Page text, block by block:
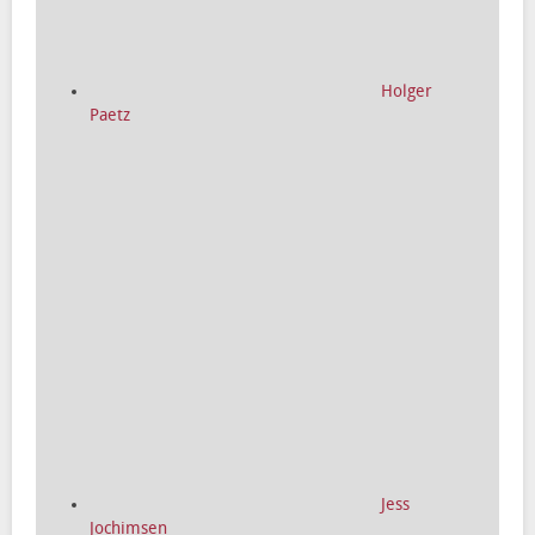
Holger
Paetz
Jess
Jochimsen